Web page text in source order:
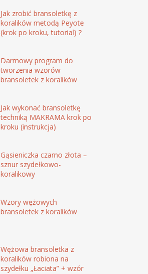
Jak zrobić bransoletkę z
koralików metodą Peyote
(krok po kroku, tutorial) ?
Darmowy program do
tworzenia wzorów
bransoletek z koralików
Jak wykonać bransoletkę
techniką MAKRAMA krok po
kroku (instrukcja)
Gąsieniczka czarno złota –
sznur szydełkowo-
koralikowy
Wzory wężowych
bransoletek z koralików
Wężowa bransoletka z
koralików robiona na
szydełku „Łaciata” + wzór